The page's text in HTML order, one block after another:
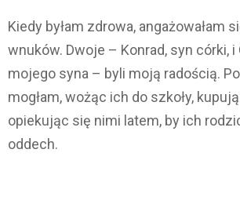
Kiedy byłam zdrowa, angażowałam
wnuków. Dwoje – Konrad, syn córki, i
mojego syna – byli moją radością.
mogłam, wożąc ich do szkoły,
opiekując się nimi latem, by ich
oddech.